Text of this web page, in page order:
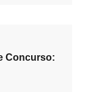
Concurso: